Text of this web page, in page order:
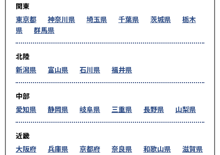
関東
東京都
神奈川県 埼玉県 千葉県 茨城県
栃木
県
群馬県
北陸
新潟県
富山県 石川県 福井県
中部
愛知県
静岡県 岐阜県 三重県 長野県 山梨県
近畿
大阪府
兵庫県 京都府 奈良県 和歌山県 滋賀県